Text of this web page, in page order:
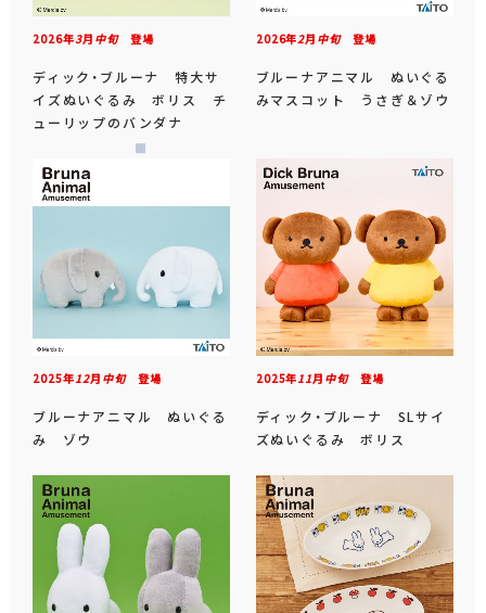
2026年3月 中旬登場
ディック・ブルーナ 特大サ
イズぬいぐるみ ボリス チ
ューリップのバンダナ
2026年2月 中旬登場
ブルーナアニマル ぬいぐる
みマスコット うさぎ＆ゾウ
2025年12月 中旬登場
ブルーナアニマル ぬいぐる
み ゾウ
2025年11月 中旬登場
ディック・ブルーナ SLサイ
ズぬいぐるみ ボリス